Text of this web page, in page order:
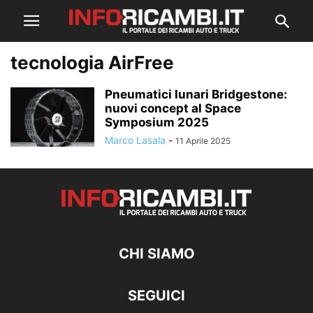
tecnologia AirFree
Pneumatici lunari Bridgestone:
nuovi concept al Space
Symposium 2025
Marco Lasala - 11 Aprile 2025
CHI SIAMO
SEGUICI